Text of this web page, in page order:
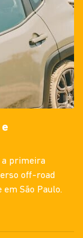
a primeira
off-road
em São Paulo.